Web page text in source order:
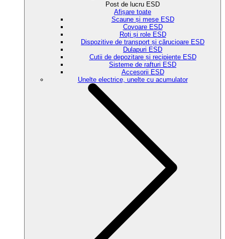
Post de lucru ESD
Afișare toate
Scaune și mese ESD
Covoare ESD
Roți și role ESD
Dispozitive de transport și cărucioare ESD
Dulapuri ESD
Cutii de depozitare și recipiente ESD
Sisteme de rafturi ESD
Accesorii ESD
Unelte electrice, unelte cu acumulator